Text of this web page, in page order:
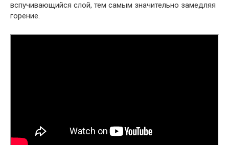
вспучивающийся слой, тем самым значительно замедляя
горение.